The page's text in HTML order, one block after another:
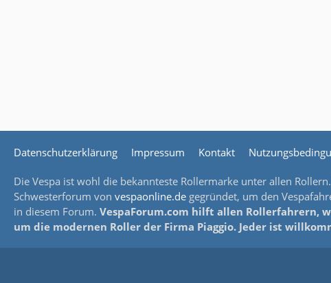
Datenschutzerklärung Impressum Kontakt
Die Vespa ist wohl die bekannteste Rollermarke unter allen
Schwesterforum von vespaonline.de gegründet, um den
in diesem Forum. VespaForum.com hilft allen Rollerfahrern,
um die modernen Roller der Firma Piaggio. Jeder ist